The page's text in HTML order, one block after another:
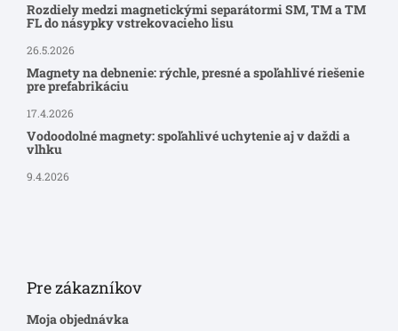
Rozdiely medzi magnetickými separátormi SM, TM a TM
FL do násypky vstrekovacieho lisu
26.5.2026
Magnety na debnenie: rýchle, presné a spoľahlivé riešenie
pre prefabrikáciu
17.4.2026
Vodoodolné magnety: spoľahlivé uchytenie aj v daždi a
vlhku
9.4.2026
Pre zákazníkov
Moja objednávka